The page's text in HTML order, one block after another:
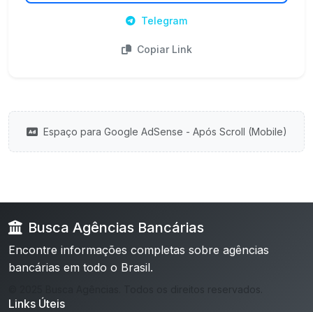
Telegram
Copiar Link
Espaço para Google AdSense - Após Scroll (Mobile)
Busca Agências Bancárias
Encontre informações completas sobre agências
bancárias em todo o Brasil.
© 2025 Busca Agências. Todos os direitos reservados.
Links Úteis